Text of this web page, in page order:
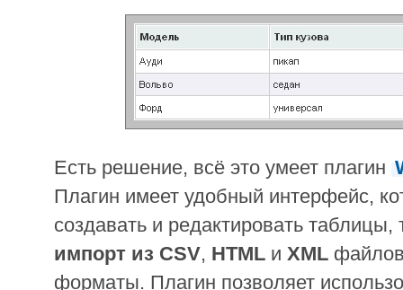
Есть решение, всё это умеет плагин
Плагин имеет удобный интерфейс,
создавать и редактировать
импорт из CSV, HTML и XML
форматы. Плагин позволяет